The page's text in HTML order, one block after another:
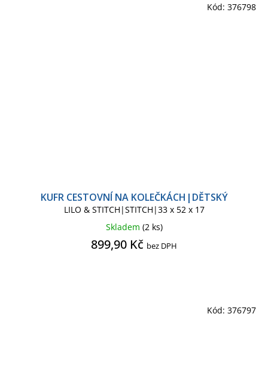
KUFR CESTOVNÍ NA KOLEČKÁCH|DĚTSKÝ
LILO & STITCH|STITCH|33 x 52 x 17
Skladem (2 ks)
899,90 Kč bez DPH
Kód: 376798
Kód: 376797